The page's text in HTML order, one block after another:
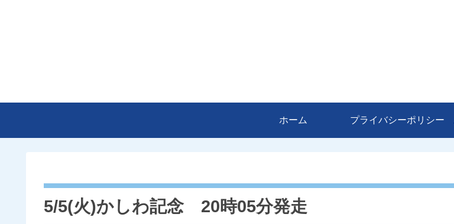
ホーム プライバシーポリシー
5/5(火)かしわ記念 20時05分発走